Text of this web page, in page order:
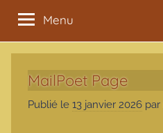
Menu
MailPoet Page
Publié le 13 janvier 2026 par